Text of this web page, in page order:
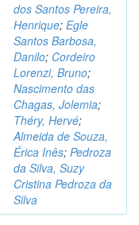
dos Santos Pereira,
Henrique; Egle
Santos Barbosa,
Danilo; Cordeiro
Lorenzi, Bruno;
Nascimento das
Chagas, Jolemia;
Théry, Hervé;
Almeida de Souza,
Érica Inês; Pedroza
da Silva, Suzy
Cristina Pedroza da
Silva